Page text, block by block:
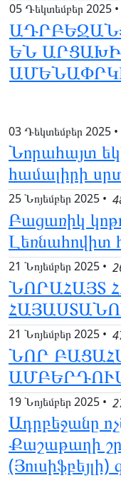
05 Դեկտեմբեր 2025 •
ԵՆ
03 Դեկտեմբեր 2025 •
Նորահայտ
համալիրի
25 Նոյեմբեր 2025 •
Բացառիկ
Լեռնահովիտ
21 Նոյեմբեր 2025 •
ՆՈՐԱՀԱՅՏ
21 Նոյեմբեր 2025 •
ՆՈՐ
19 Նոյեմբեր 2025 •
Ադրբեջանը
Քաշաթաղի